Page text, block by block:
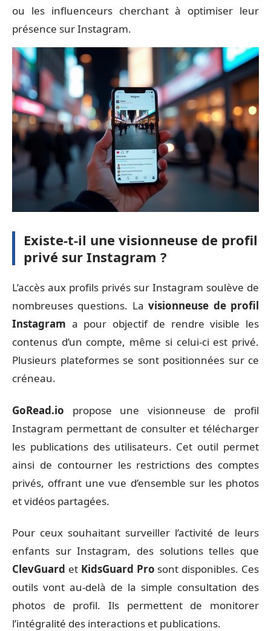
ou les influenceurs cherchant à optimiser leur
présence sur Instagram.
Existe-t-il une visionneuse de profil
privé sur Instagram ?
L’accès aux profils privés sur Instagram soulève de
nombreuses questions. Lavisionneuse de profil
Instagram a pour objectif de rendre visible les
contenus d’un compte, même si celui-ci est privé.
Plusieurs plateformes se sont positionnées sur ce
créneau.
GoRead.io propose une visionneuse de profil
Instagram permettant de consulter et télécharger
les publications des utilisateurs. Cet outil permet
ainsi de contourner les restrictions des comptes
privés, offrant une vue d’ensemble sur les photos
et vidéos partagées.
Pour ceux souhaitant surveiller l’activité de leurs
enfants sur Instagram, des solutions telles que
ClevGuard et KidsGuard Pro sont disponibles. Ces
outils vont au-delà de la simple consultation des
photos de profil. Ils permettent de monitorer
l’intégralité des interactions et publications.